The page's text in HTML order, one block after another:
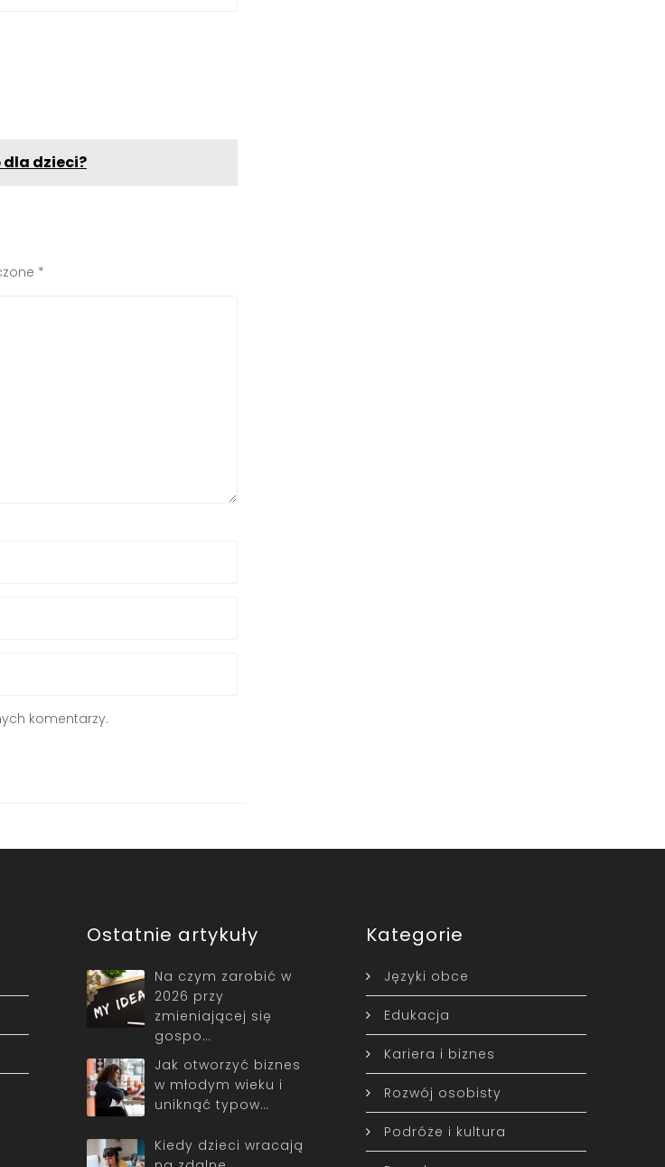
dla dzieci?
*
komentarzy.
Ostatnie artykuły
Na czym zarobić w
2026 przy
zmieniającej się
gospo…
Jak otworzyć biznes
w młodym wieku i
uniknąć typow…
Kiedy dzieci wracają
Kategorie
Języki obce
Edukacja
Kariera i biznes
Rozwój osobisty
Podróże i kultura